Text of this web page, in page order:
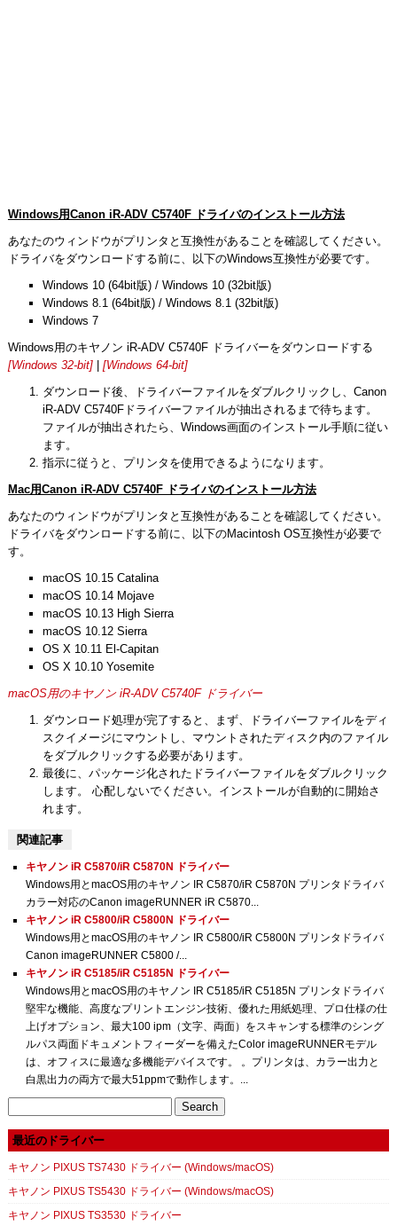
Windows用Canon iR-ADV C5740F ドライバのインストール方法
あなたのウィンドウがプリンタと互換性があることを確認してください。
ドライバをダウンロードする前に、以下のWindows互換性が必要です。
Windows 10 (64bit版) / Windows 10 (32bit版)
Windows 8.1 (64bit版) / Windows 8.1 (32bit版)
Windows 7
Windows用のキヤノン iR-ADV C5740F ドライバーをダウンロードする
[Windows 32-bit]| [Windows 64-bit]
ダウンロード後、ドライバーファイルをダブルクリックし、Canon
iR-ADV C5740Fドライバーファイルが抽出されるまで待ちます。
ファイルが抽出されたら、Windows画面のインストール手順に従い
ます。
指示に従うと、プリンタを使用できるようになります。
Mac用Canon iR-ADV C5740F ドライバのインストール方法
あなたのウィンドウがプリンタと互換性があることを確認してください。
ドライバをダウンロードする前に、以下のMacintosh OS互換性が必要で
す。
macOS 10.15 Catalina
macOS 10.14 Mojave
macOS 10.13 High Sierra
macOS 10.12 Sierra
OS X 10.11 El-Capitan
OS X 10.10 Yosemite
macOS用のキヤノン iR-ADV C5740F ドライバー
ダウンロード処理が完了すると、まず、ドライバーファイルをディ
スクイメージにマウントし、マウントされたディスク内のファイル
をダブルクリックする必要があります。
最後に、パッケージ化されたドライバーファイルをダブルクリック
します。 心配しないでください。インストールが自動的に開始さ
れます。
関連記事
キヤノン iR C5870/iR C5870N ドライバー
Windows用とmacOS用のキヤノン IR C5870/iR C5870N プリンタドライバ
カラー対応のCanon imageRUNNER iR C5870...
キヤノン iR C5800/iR C5800N ドライバー
Windows用とmacOS用のキヤノン IR C5800/iR C5800N プリンタドライバ
Canon imageRUNNER C5800 /...
キヤノン iR C5185/iR C5185N ドライバー
Windows用とmacOS用のキヤノン IR C5185/iR C5185N プリンタドライバ
堅牢な機能、高度なプリントエンジン技術、優れた用紙処理、プロ仕様の仕
上げオプション、最大100 ipm（文字、両面）をスキャンする標準のシング
ルパス両面ドキュメントフィーダーを備えたColor imageRUNNERモデル
は、オフィスに最適な多機能デバイスです。 。プリンタは、カラー出力と
白黒出力の両方で最大51ppmで動作します。...
最近のドライバー
キヤノン PIXUS TS7430 ドライバー (Windows/macOS)
キヤノン PIXUS TS5430 ドライバー (Windows/macOS)
キヤノン PIXUS TS3530 ドライバー